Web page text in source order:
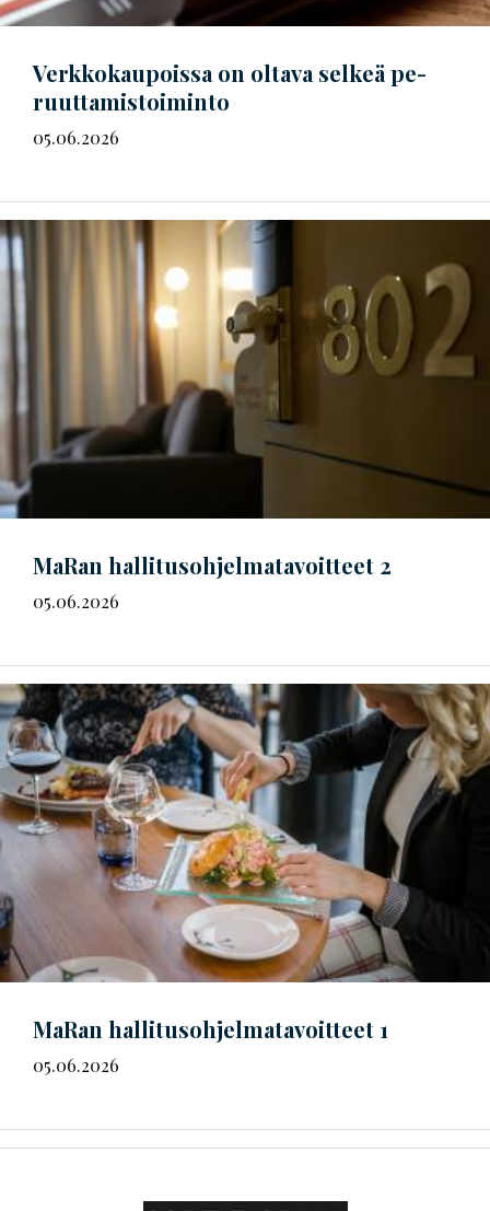
Verkkokaupoissa on oltava selkeä pe­
ruut­ta­mis­toi­min­to
05.06.2026
MaRan hal­li­tus­oh­jel­ma­ta­voit­teet 2
05.06.2026
MaRan hal­li­tus­oh­jel­ma­ta­voit­teet 1
05.06.2026